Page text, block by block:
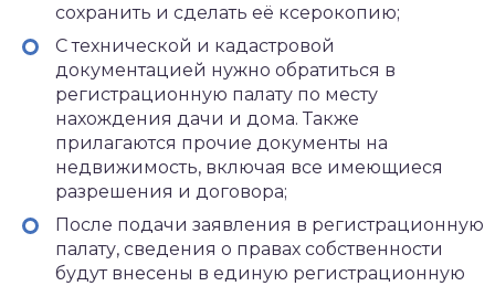
сохранить и сделать её ксерокопию;
С технической и кадастровой
документацией нужно обратиться в
регистрационную палату по месту
нахождения дачи и дома. Также
прилагаются прочие документы на
недвижимость, включая все имеющиеся
разрешения и договора;
После подачи заявления в регистрационную
палату, сведения о правах собственности
будут внесены в единую регистрационную